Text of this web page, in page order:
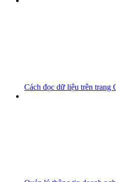
Cách đọc dữ liệu trên trang